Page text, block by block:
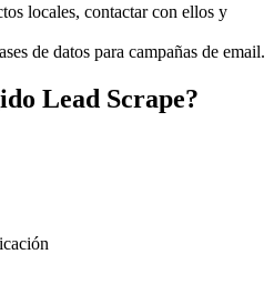
locales, contactar con ellos y
de datos para campañas de email.
Lead Scrape?